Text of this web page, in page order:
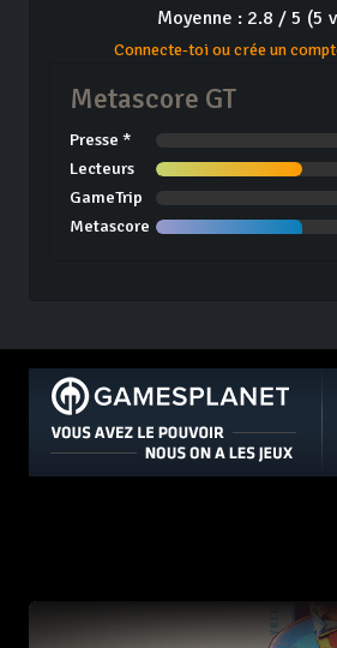
Moyenne : 2.8 / 5 (5
Connecte-toi ou crée un
Metascore GT
Presse *
Lecteurs
GameTrip
Metascore